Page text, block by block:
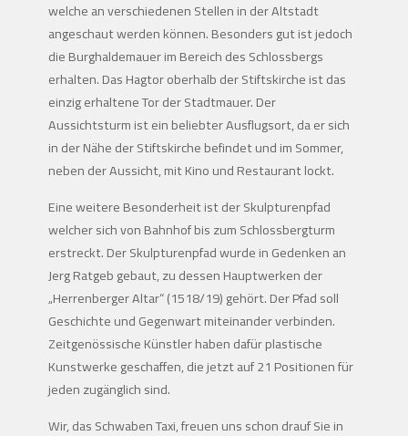
welche an verschiedenen Stellen in der Altstadt
angeschaut werden können. Besonders gut ist jedoch
die Burghaldemauer im Bereich des Schlossbergs
erhalten. Das Hagtor oberhalb der Stiftskirche ist das
einzig erhaltene Tor der Stadtmauer. Der
Aussichtsturm ist ein beliebter Ausflugsort, da er sich
in der Nähe der Stiftskirche befindet und im Sommer,
neben der Aussicht, mit Kino und Restaurant lockt.
Eine weitere Besonderheit ist der Skulpturenpfad
welcher sich von Bahnhof bis zum Schlossbergturm
erstreckt. Der Skulpturenpfad wurde in Gedenken an
Jerg Ratgeb gebaut, zu dessen Hauptwerken der
„Herrenberger Altar“ (1518/19) gehört. Der Pfad soll
Geschichte und Gegenwart miteinander verbinden.
Zeitgenössische Künstler haben dafür plastische
Kunstwerke geschaffen, die jetzt auf 21 Positionen für
jeden zugänglich sind.
Wir, das Schwaben Taxi, freuen uns schon drauf Sie in